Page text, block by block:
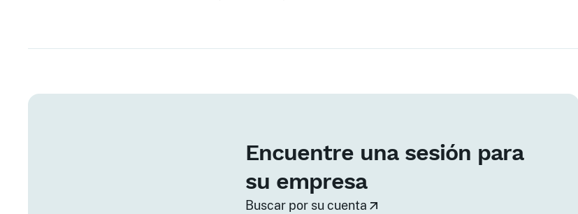
Encuentre una sesión para
su empresa
Buscar por su cuenta